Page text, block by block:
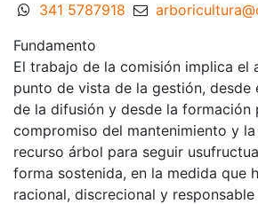
341 5787918
Fundamento
El trabajo de la comisión implica el
punto de vista de la gestión, desde
de la difusión y desde la formación
compromiso del mantenimiento y
recurso árbol para seguir
forma sostenida, en la medida que
racional, discrecional y